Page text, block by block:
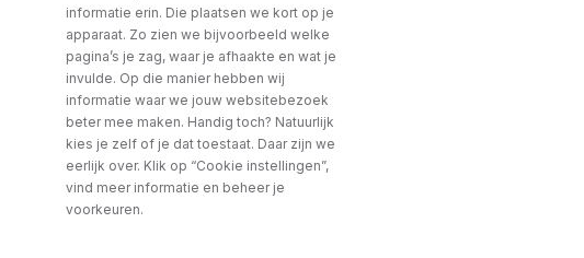
informatie erin. Die plaatsen we kort op je
apparaat. Zo zien we bijvoorbeeld welke
pagina’s je zag, waar je afhaakte en wat je
invulde. Op die manier hebben wij
informatie waar we jouw websitebezoek
beter mee maken. Handig toch? Natuurlijk
kies je zelf of je dat toestaat. Daar zijn we
eerlijk over. Klik op “Cookie instellingen”,
vind meer informatie en beheer je
voorkeuren.